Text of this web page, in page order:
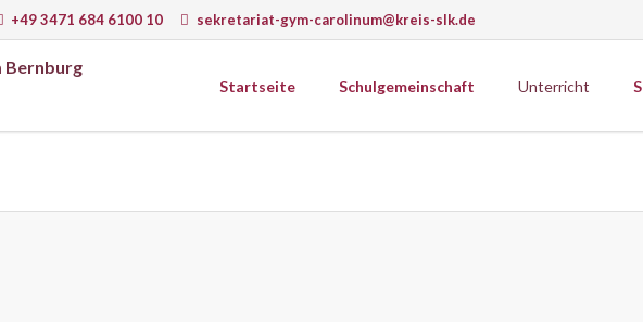
+49 3471 684 6100 10 sekretariat-gym-carolinum@kreis-slk.de
Startseite Schulgemeinschaft
Schulprogramm
Unterricht
Physik
Geografie